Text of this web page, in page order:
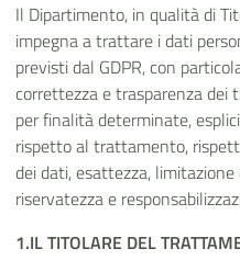
Il Dipartimento, in qualità di
impegna a trattare i dati
previsti dal GDPR, con
correttezza e trasparenza dei
per finalità determinate,
rispetto al trattamento,
dei dati, esattezza,
riservatezza e
1.IL TITOLARE DEL